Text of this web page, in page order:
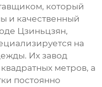
который
и качественный
Цзиньцзян,
на
Их завод
метров, а
постоянно